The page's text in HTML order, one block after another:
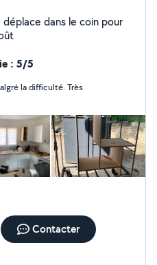
dans le coin pour
: 5/5
la difficulté. Très
Contacter